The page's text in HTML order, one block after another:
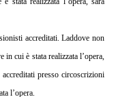
accreditati. Laddove non
cui è stata realizzata l’opera,
presso circoscrizioni
l’opera.